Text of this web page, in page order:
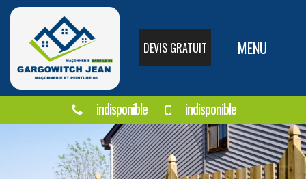
DEVIS GRATUIT MENU
indisponible indisponible